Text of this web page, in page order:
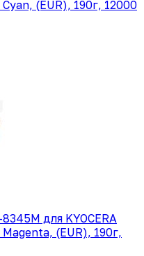
(EUR), 190г, 12000
для KYOCERA
(EUR), 190г,